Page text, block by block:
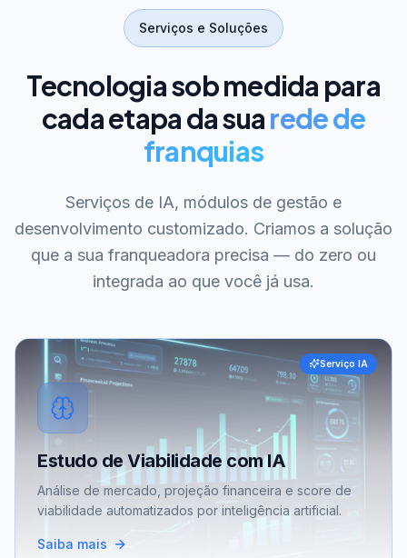
Serviços e Soluções
Tecnologia sob medida para
cada etapa da suarede de
franquias
Serviços de IA, módulos de gestão e
desenvolvimento customizado. Criamos a solução
que a sua franqueadora precisa — do zero ou
integrada ao que você já usa.
Serviço IA
Estudo de Viabilidade com IA
Análise de mercado, projeção financeira e score de
viabilidade automatizados por inteligência artificial.
Saiba mais